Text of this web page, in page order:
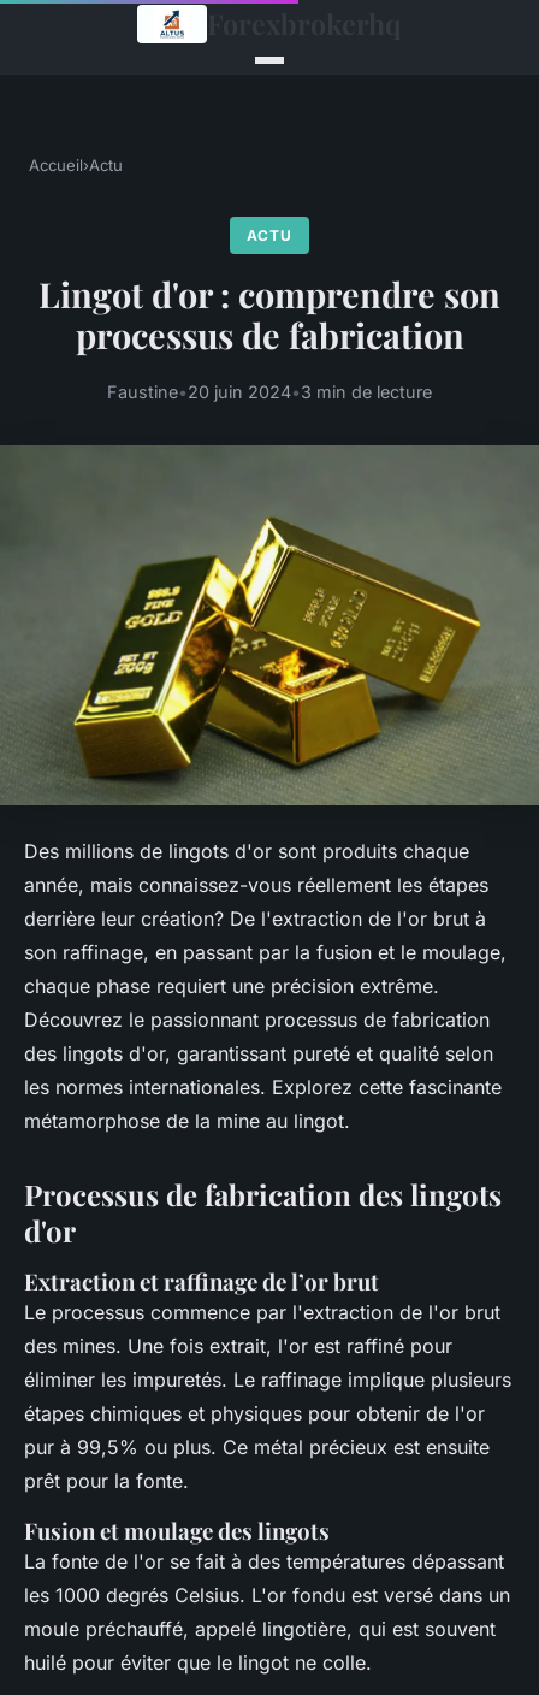
Accueil›Actu
ACTU
Lingot d'or : comprendre son
processus de fabrication
Faustine•20 juin 2024•3 min de lecture
Des millions de lingots d'or sont produits chaque
année, mais connaissez-vous réellement les étapes
derrière leur création? De l'extraction de l'or brut à
son raffinage, en passant par la fusion et le moulage,
chaque phase requiert une précision extrême.
Découvrez le passionnant processus de fabrication
des lingots d'or, garantissant pureté et qualité selon
les normes internationales. Explorez cette fascinante
métamorphose de la mine au lingot.
Processus de fabrication des lingots
d'or
Extraction et raffinage de l’or brut
Le processus commence par l'extraction de l'or brut
des mines. Une fois extrait, l'or est raffiné pour
éliminer les impuretés. Le raffinage implique plusieurs
étapes chimiques et physiques pour obtenir de l'or
pur à 99,5% ou plus. Ce métal précieux est ensuite
prêt pour la fonte.
Fusion et moulage des lingots
La fonte de l'or se fait à des températures dépassant
les 1000 degrés Celsius. L'or fondu est versé dans un
moule préchauffé, appelé lingotière, qui est souvent
huilé pour éviter que le lingot ne colle.